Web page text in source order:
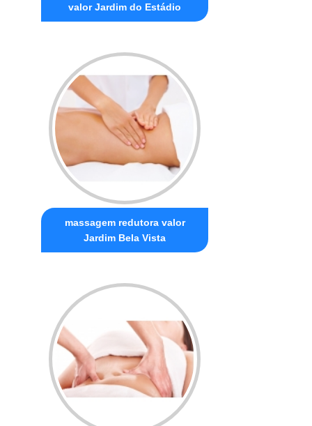
valor Jardim do Estádio
massagem redutora valor
Jardim Bela Vista